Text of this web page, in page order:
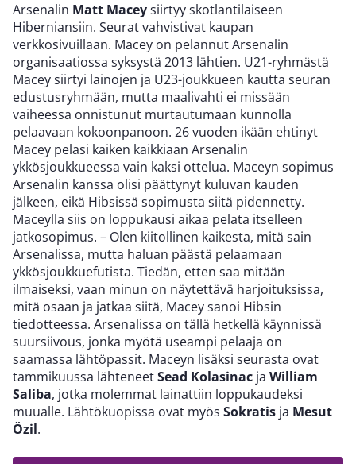
Arsenalin Matt Maceysiirtyy skotlantilaiseen
Hiberniansiin. Seurat vahvistivat kaupan
verkkosivuillaan. Macey on pelannut Arsenalin
organisaatiossa syksystä 2013 lähtien. U21-ryhmästä
Macey siirtyi lainojen ja U23-joukkueen kautta seuran
edustusryhmään, mutta maalivahti ei missään
vaiheessa onnistunut murtautumaan kunnolla
pelaavaan kokoonpanoon. 26 vuoden ikään ehtinyt
Macey pelasi kaiken kaikkiaan Arsenalin
ykkösjoukkueessa vain kaksi ottelua. Maceyn sopimus
Arsenalin kanssa olisi päättynyt kuluvan kauden
jälkeen, eikä Hibsissä sopimusta siitä pidennetty.
Maceylla siis on loppukausi aikaa pelata itselleen
jatkosopimus. – Olen kiitollinen kaikesta, mitä sain
Arsenalissa, mutta haluan päästä pelaamaan
ykkösjoukkuefutista. Tiedän, etten saa mitään
ilmaiseksi, vaan minun on näytettävä harjoituksissa,
mitä osaan ja jatkaa siitä, Macey sanoi Hibsin
tiedotteessa. Arsenalissa on tällä hetkellä käynnissä
suursiivous, jonka myötä useampi pelaaja on
saamassa lähtöpassit. Maceyn lisäksi seurasta ovat
tammikuussa lähteneetSead Kolasinac ja William
Saliba, jotka molemmat lainattiin loppukaudeksi
muualle. Lähtökuopissa ovat myös Sokratis ja Mesut
Özil.